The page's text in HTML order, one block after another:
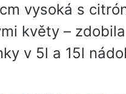
vysoká s
květy –
v 5l a 15l